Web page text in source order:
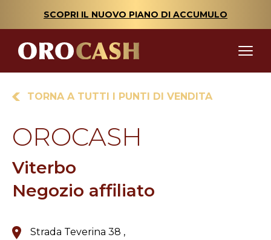
SCOPRI IL NUOVO PIANO DI ACCUMULO
TORNA A TUTTI I PUNTI DI VENDITA
OROCASH
Viterbo
Negozio affiliato
Strada Teverina 38 ,